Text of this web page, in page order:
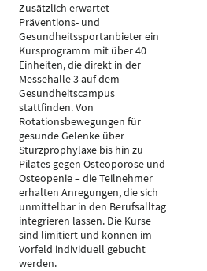
Zusätzlich erwartet
Präventions- und
Gesundheitssportanbieter ein
Kursprogramm mit über 40
Einheiten, die direkt in der
Messehalle 3 auf dem
Gesundheitscampus
stattfinden. Von
Rotationsbewegungen für
gesunde Gelenke über
Sturzprophylaxe bis hin zu
Pilates gegen Osteoporose und
Osteopenie – die Teilnehmer
erhalten Anregungen, die sich
unmittelbar in den Berufsalltag
integrieren lassen. Die Kurse
sind limitiert und können im
Vorfeld individuell gebucht
werden.